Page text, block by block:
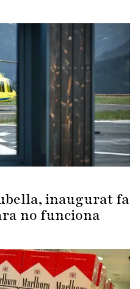
inaugurat fa
no funciona